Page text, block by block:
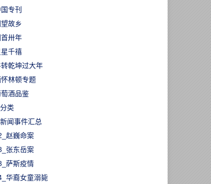
专刊
故乡
首卅年
星千禧
乾坤过大年
林顿专题
酒品鉴
类
闻事件汇总
赵巍命案
张东岳案
萨斯疫情
华裔女童溺毙